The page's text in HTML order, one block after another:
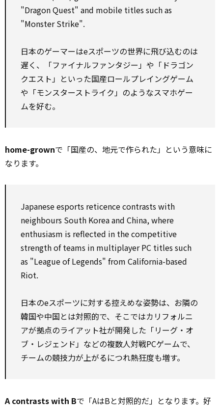
"Dragon Quest" and mobile titles such as
"Monster Strike".
日本のゲーマーはeスポーツの世界に飛び込むのは
遅く、「ファイナルファンタジー」や「ドラゴン
クエスト」といった国産ロールプレイングゲーム
や「モンスターストライク」のようなスマホゲー
ムを好む。
home-grownで「国産の、地元で作られた」という意味に
なります。
Japanese esports reticence contrasts with
neighbours South Korea and China, where
enthusiasm is reflected in the competitive
strength of teams in multiplayer PC titles such
as "League of Legends" from California-based
Riot.
日本のeスポーツに対する控えめな姿勢は、お隣の
韓国や中国とは対照的で、そこではカリフォルニ
アが拠点のライアット社が開発した「リーグ・オ
ブ・レジェンド」などの複数人対戦PCゲームで、
チームの競技力が上がるにつれ熱狂度も増す。
A contrasts with Bで「AはBと対照的だ」となります。好